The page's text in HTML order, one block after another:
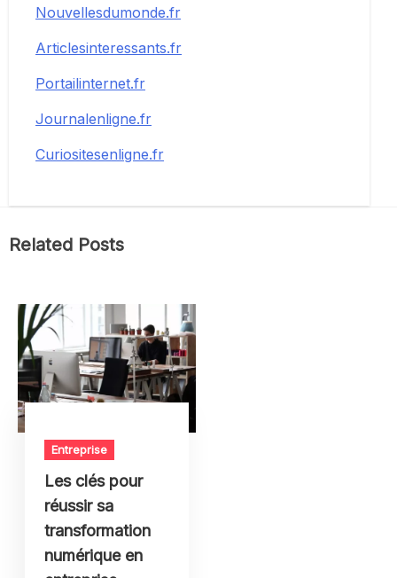
Nouvellesdumonde.fr
Articlesinteressants.fr
Portailinternet.fr
Journalenligne.fr
Curiositesenligne.fr
Related Posts
Entreprise
Les clés pour
réussir sa
transformation
numérique en